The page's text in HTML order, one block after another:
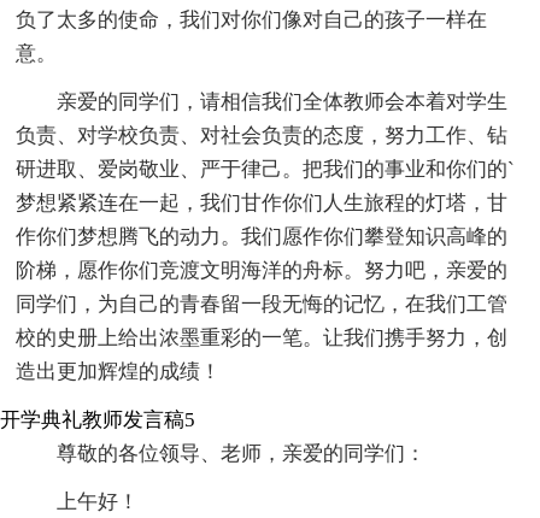
负了太多的使命，我们对你们像对自己的孩子一样在
意。
亲爱的同学们，请相信我们全体教师会本着对学生
负责、对学校负责、对社会负责的态度，努力工作、钻
研进取、爱岗敬业、严于律己。把我们的事业和你们的`
梦想紧紧连在一起，我们甘作你们人生旅程的灯塔，甘
作你们梦想腾飞的动力。我们愿作你们攀登知识高峰的
阶梯，愿作你们竞渡文明海洋的舟标。努力吧，亲爱的
同学们，为自己的青春留一段无悔的记忆，在我们工管
校的史册上给出浓墨重彩的一笔。让我们携手努力，创
造出更加辉煌的成绩！
开学典礼教师发言稿5
尊敬的各位领导、老师，亲爱的同学们：
上午好！